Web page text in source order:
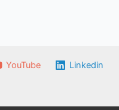
YouTube Linkedin